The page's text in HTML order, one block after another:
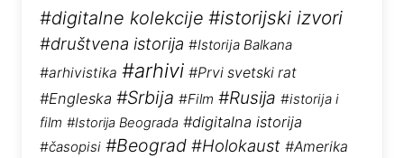
#digitalne kolekcije #istorijski izvori
#društvena istorija #Istorija Balkana
#arhivistika #arhivi #Prvi svetski rat
#Engleska #Srbija #Film #Rusija #istorija i
film #Istorija Beograda #digitalna istorija
#časopisi #Beograd #Holokaust #Amerika